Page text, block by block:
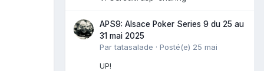
APS9: Alsace Poker Series 9 du 25 au
31 mai 2025
Partatasalade · Posté(e) 25 mai
UP!